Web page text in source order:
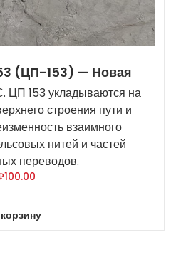
(ЦП-153) — Новая
ЦП 153 укладываются на
строения пути и
взаимного
нитей и частей
переводов.
100.00